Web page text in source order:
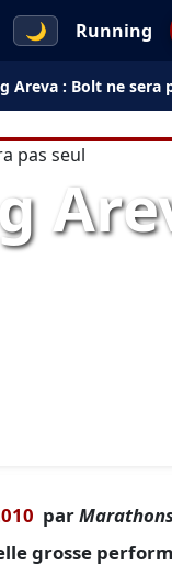
🌙 Running
Areva : Bolt ne sera
par
grosse